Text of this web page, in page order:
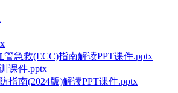
急救(ECC)指南解读PPT课件.pptx
课件.pptx
指南(2024版)解读PPT课件.pptx